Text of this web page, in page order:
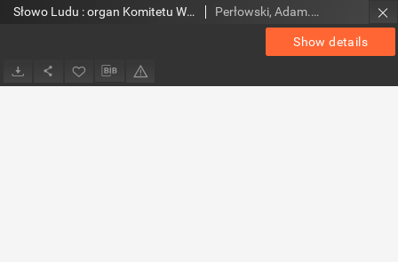
Show details
Słowo Ludu : organ Komitetu Wojewódzkiego Polskiej Zjednoczonej Partii Robotniczej, 1952, R.4, nr 222 Perłowski, Adam. Red.